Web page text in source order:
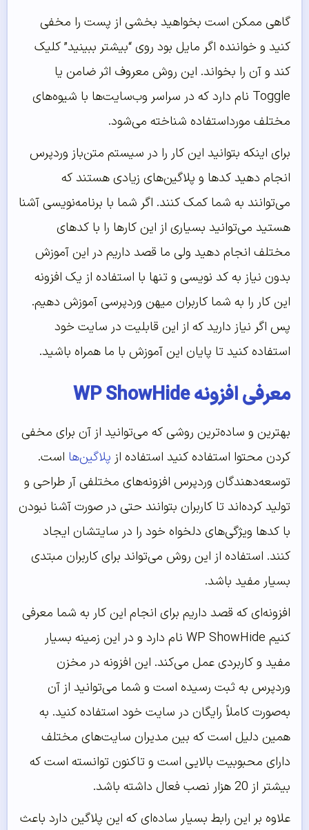
گاهی ممکن است بخواهید بخشی از پست را مخفی
کنید و خواننده اگر مایل بود روی “بیشتر ببینید” کلیک
کند و آن را بخواند. این روش معروف اثر ضامن یا
Toggle نام دارد که در سراسر وب‌سایت‌ها با شیوه‌های
مختلف مورداستفاده شناخته می‌شود.
برای اینکه بتوانید این کار را در سیستم متن‌باز وردپرس
انجام دهید کدها و پلاگین‌های زیادی هستند که
می‌توانند به شما کمک کنند. اگر شما با برنامه‌نویسی آشنا
هستید می‌توانید بسیاری از این کارها را با کدهای
مختلف انجام دهید ولی ما قصد داریم در این آموزش
بدون نیاز به کد نویسی و تنها با استفاده از یک افزونه
این کار را به شما کاربران میهن وردپرسی آموزش دهیم.
پس اگر نیاز دارید که از این قابلیت در سایت خود
استفاده کنید تا پایان این آموزش با ما همراه باشید.
معرفی افزونه WP ShowHide
بهترین و ساده‌ترین روشی که می‌توانید از آن برای مخفی
کردن محتوا استفاده کنید استفاده از پلاگین‌ها است.
توسعه‌دهندگان وردپرس افزونه‌های مختلفی آر طراحی و
تولید کرده‌اند تا کاربران بتوانند حتی در صورت آشنا نبودن
با کدها ویژگی‌های دلخواه خود را در سایتشان ایجاد
کنند. استفاده از این روش می‌تواند برای کاربران مبتدی
بسیار مفید باشد.
افزونه‌ای که قصد داریم برای انجام این کار به شما معرفی
کنیم WP ShowHide نام دارد و در این زمینه بسیار
مفید و کاربردی عمل می‌کند. این افزونه در مخزن
وردپرس به ثبت رسیده است و شما می‌توانید از آن
به‌صورت کاملاً رایگان در سایت خود استفاده کنید. به
همین دلیل است که بین مدیران سایت‌های مختلف
دارای محبوبیت بالایی است و تاکنون توانسته است که
بیشتر از 20 هزار نصب فعال داشته باشد.
علاوه بر این رابط بسیار ساده‌ای که این پلاگین دارد باعث